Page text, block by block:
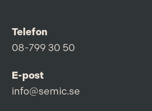
Telefon
08-799 30 50
E-post
info@semic.se